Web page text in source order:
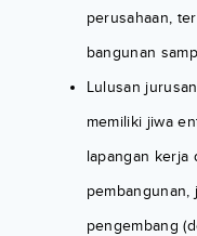
perusahaan,
bangunan
Lulusan
memiliki jiwa
lapangan kerja
pembangunan,
pengembang